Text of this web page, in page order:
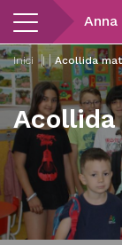
Vés
contingut
Inici | Acollida